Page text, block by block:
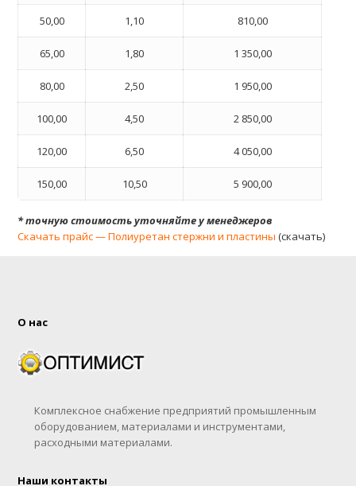
50,00 1,10 810,00
65,00 1,80 1 350,00
80,00 2,50 1 950,00
100,00 4,50 2 850,00
120,00 6,50 4 050,00
150,00 10,50 5 900,00
* точную стоимость уточняйте у менеджеров
Скачать прайс — Полиуретан стержни и пластины (скачать)
О нас
Комплексное снабжение предприятий промышленным
оборудованием, материалами и инструментами,
расходными материалами.
Наши контакты